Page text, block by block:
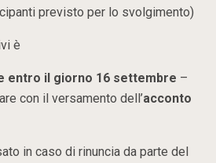
previsto per lo svolgimento)
è
entro il giorno 16 settembre –
con il versamento dell’acconto
in caso di rinuncia da parte del